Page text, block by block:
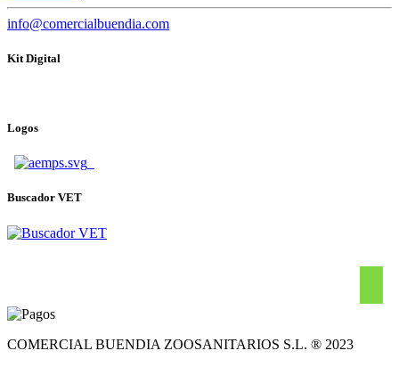
info@comercialbuendia.com
Kit Digital
Logos
Buscador VET
COMERCIAL BUENDIA ZOOSANITARIOS S.L. ® 2023